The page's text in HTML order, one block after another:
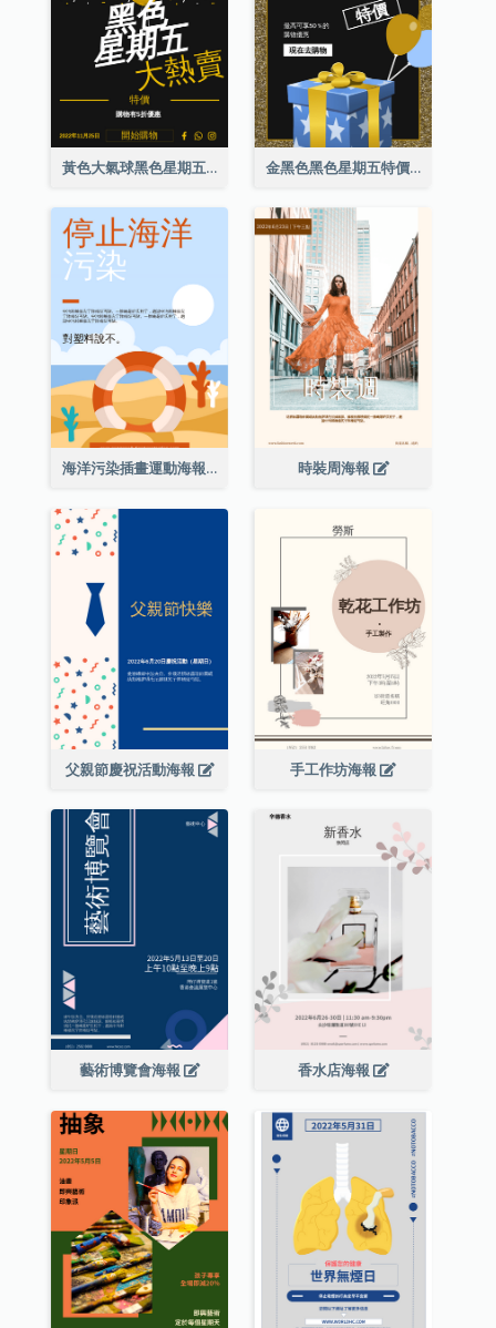
黃色大氣球黑色星期五特價海報 金黑色黑色星期五特價海報
海洋污染插畫運動海報 時裝周海報
父親節慶祝活動海報 手工作坊海報
藝術博覽會海報 香水店海報